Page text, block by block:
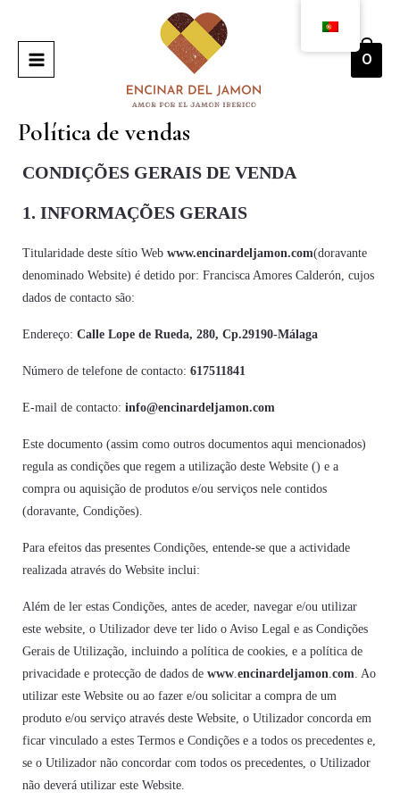
conteúdo
PRINCIPAL
0
Política de vendas
CONDIÇÕES GERAIS DE VENDA
1. INFORMAÇÕES GERAIS
Titularidade deste sítio Web www.encinardeljamon.com(doravante
denominado Website) é detido por: Francisca Amores Calderón, cujos
dados de contacto são:
Endereço: Calle Lope de Rueda, 280, Cp.29190-Málaga
Número de telefone de contacto: 617511841
E-mail de contacto: info@encinardeljamon.com
Este documento (assim como outros documentos aqui mencionados)
regula as condições que regem a utilização deste Website () e a
compra ou aquisição de produtos e/ou serviços nele contidos
(doravante, Condições).
Para efeitos das presentes Condições, entende-se que a actividade
realizada através do Website inclui:
Além de ler estas Condições, antes de aceder, navegar e/ou utilizar
este website, o Utilizador deve ter lido o Aviso Legal e as Condições
Gerais de Utilização, incluindo a política de cookies, e a política de
privacidade e protecção de dados de www encinardeljamon com . Ao
utilizar este Website ou ao fazer e/ou solicitar a compra de um
produto e/ou serviço através deste Website, o Utilizador concorda em
ficar vinculado a estes Termos e Condições e a todos os precedentes e,
se o Utilizador não concordar com todos os precedentes, o Utilizador
não deverá utilizar este Website.